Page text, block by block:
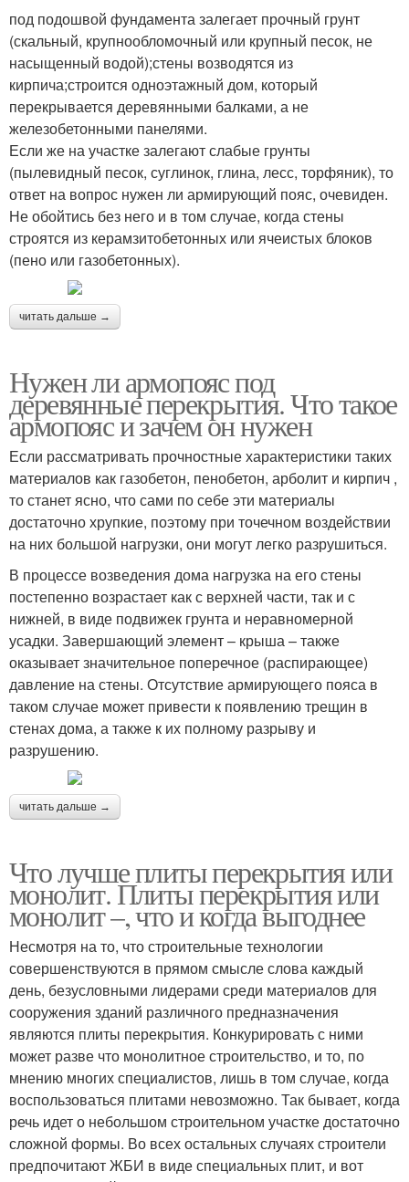
под подошвой фундамента залегает прочный грунт
(скальный, крупнообломочный или крупный песок, не
насыщенный водой);стены возводятся из
кирпича;строится одноэтажный дом, который
перекрывается деревянными балками, а не
железобетонными панелями.
Если же на участке залегают слабые грунты
(пылевидный песок, суглинок, глина, лесс, торфяник), то
ответ на вопрос нужен ли армирующий пояс, очевиден.
Не обойтись без него и в том случае, когда стены
строятся из керамзитобетонных или ячеистых блоков
(пено или газобетонных).
читать дальше →
Нужен ли армопояс под
деревянные перекрытия. Что такое
армопояс и зачем он нужен
Если рассматривать прочностные характеристики таких
материалов как газобетон, пенобетон, арболит и кирпич ,
то станет ясно, что сами по себе эти материалы
достаточно хрупкие, поэтому при точечном воздействии
на них большой нагрузки, они могут легко разрушиться.
В процессе возведения дома нагрузка на его стены
постепенно возрастает как с верхней части, так и с
нижней, в виде подвижек грунта и неравномерной
усадки. Завершающий элемент – крыша – также
оказывает значительное поперечное (распирающее)
давление на стены. Отсутствие армирующего пояса в
таком случае может привести к появлению трещин в
стенах дома, а также к их полному разрыву и
разрушению.
читать дальше →
Что лучше плиты перекрытия или
монолит. Плиты перекрытия или
монолит –, что и когда выгоднее
Несмотря на то, что строительные технологии
совершенствуются в прямом смысле слова каждый
день, безусловными лидерами среди материалов для
сооружения зданий различного предназначения
являются плиты перекрытия. Конкурировать с ними
может разве что монолитное строительство, и то, по
мнению многих специалистов, лишь в том случае, когда
воспользоваться плитами невозможно. Так бывает, когда
речь идет о небольшом строительном участке достаточно
сложной формы. Во всех остальных случаях строители
предпочитают ЖБИ в виде специальных плит, и вот